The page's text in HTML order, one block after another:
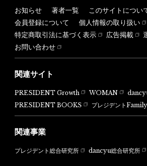
お知らせ 著者一覧
このサイトについ
会員登録について
個人情報の取り扱い
特定商取引法に基づく表示
広告掲載
お問い合わせ
関連サイト
PRESIDENT Growth WOMAN
PRESIDENT BOOKS
プレジデント
関連事業
プレジデント総合研究所 dancyu総合研究所